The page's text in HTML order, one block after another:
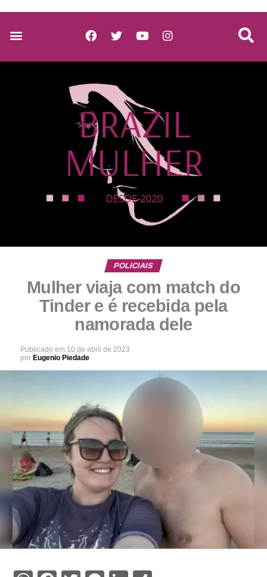
POLICIAIS
Mulher viaja com match do
Tinder e é recebida pela
namorada dele
Publicado em 10 de abril de 2023
por Eugenio Piedade